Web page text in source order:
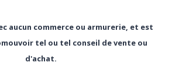
aucun commerce ou armurerie, et est
tel ou tel conseil de vente ou
d'achat.